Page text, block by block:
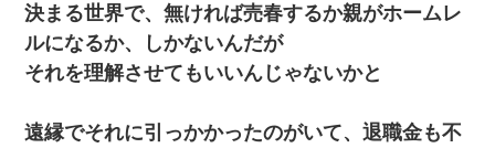
新卒の女性社員に1年半ストーカーされていた。俺「マジで怖い」
上司「話をしてみる」→女性社員「実は10数年前に…」
夫に癌の余命宣告。その闘病中に長女から信じられない言葉を受
決まる世界で、無ければ売春するか親がホームレ
ルになるか、しかないんだが
それを理解させてもいいんじゃないかと
遠縁でそれに引っかかったのがいて、退職金も不